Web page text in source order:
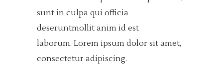
sunt in culpa qui officia
deseruntmollit anim id est
laborum. Lorem ipsum dolor sit amet,
consectetur adipiscing.